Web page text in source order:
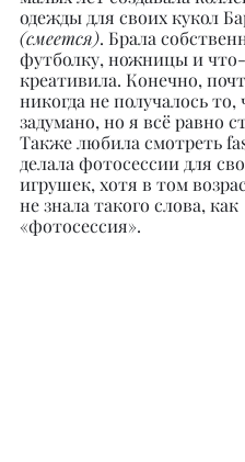
одежды для своих кукол
(смеется). Брала
футболку, ножницы и
креативила. Конечно,
никогда не получалось
задумано, но я всё равно
Также любила смотреть
делала фотосессии для
игрушек, хотя в том
не знала такого слова, как
«фотосессия».